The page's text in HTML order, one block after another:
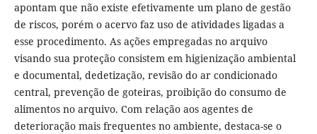
apontam que não existe efetivamente um plano de gestão
de riscos, porém o acervo faz uso de atividades ligadas a
esse procedimento. As ações empregadas no arquivo
visando sua proteção consistem em higienização ambiental
e documental, dedetização, revisão do ar condicionado
central, prevenção de goteiras, proibição do consumo de
alimentos no arquivo. Com relação aos agentes de
deterioração mais frequentes no ambiente, destaca-se o